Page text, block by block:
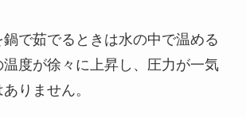
で茹でるときは水の中で温める
度が徐々に上昇し、圧力が一気
りません。